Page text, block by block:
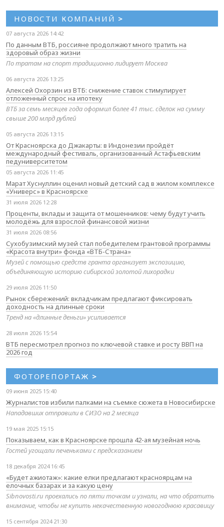
НОВОСТИ КОМПАНИЙ >
07 августа 2026 14:42
По данным ВТБ, россияне продолжают много тратить на
здоровый образ жизни
По тратам на спорт традиционно лидирует Москва
06 августа 2026 13:25
Алексей Охорзин из ВТБ: снижение ставок стимулирует
отложенный спрос на ипотеку
ВТБ за семь месяцев года оформил более 41 тыс. сделок на сумму
свыше 200 млрд рублей
05 августа 2026 13:15
От Красноярска до Джакарты: в Индонезии пройдёт
международный фестиваль, организованный Астафьевским
педуниверситетом
05 августа 2026 11:45
Марат Хуснуллин оценил новый детский сад в жилом комплексе
«Универс» в Красноярске
31 июля 2026 12:28
Проценты, вклады и защита от мошенников: чему будут учить
молодёжь для взрослой финансовой жизни
31 июля 2026 08:56
Сухобузимский музей стал победителем грантовой программы
«Красота внутри» фонда «ВТБ-Страна»
Музей с помощью средств гранта организует экспозицию,
объединяющую историю сибирской золотой лихорадки
29 июля 2026 11:50
Рынок сбережений: вкладчикам предлагают фиксировать
доходность на длинные сроки
Тренд на «длинные деньги» усиливается
28 июля 2026 15:54
ВТБ пересмотрел прогноз по ключевой ставке и росту ВВП на
2026 год
ФОТОРЕПОРТАЖ >
09 июня 2025 15:40
Журналистов избили палками на съемке сюжета в Новосибирске
Нападавших отправили в СИЗО на 2 месяца
19 мая 2025 15:15
Показываем, как в Красноярске прошла 42-ая музейная ночь
Гостей угощали печеньками с предсказанием
18 декабря 2024 16:45
«Будет ажиотаж»: какие елки предлагают красноярцам на
елочных базарах и за какую цену
Sibnovosti.ru проехались по пяти точкам и узнали, на что обратить
внимание, чтобы не купить некачественную новогоднюю красавицу
15 сентября 2024 21:30